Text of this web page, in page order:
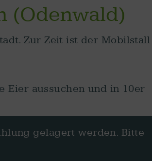
Zur Zeit ist der Mobilstall
Eier aussuchen und in 10er
gelagert werden. Bitte